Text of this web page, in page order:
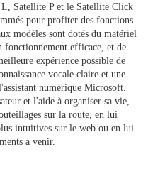
Satellite P et le Satellite Click
pour profiter des fonctions
modèles sont dotés du matériel
fonctionnement efficace, et de
expérience possible de
vocale claire et une
numérique Microsoft.
et l'aide à organiser sa vie,
sur la route, en lui
intuitives sur le web ou en lui
à venir.